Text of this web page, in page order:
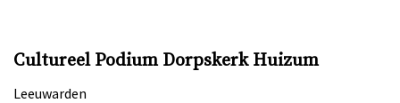
Cultureel Podium Dorpskerk Huizum
Leeuwarden